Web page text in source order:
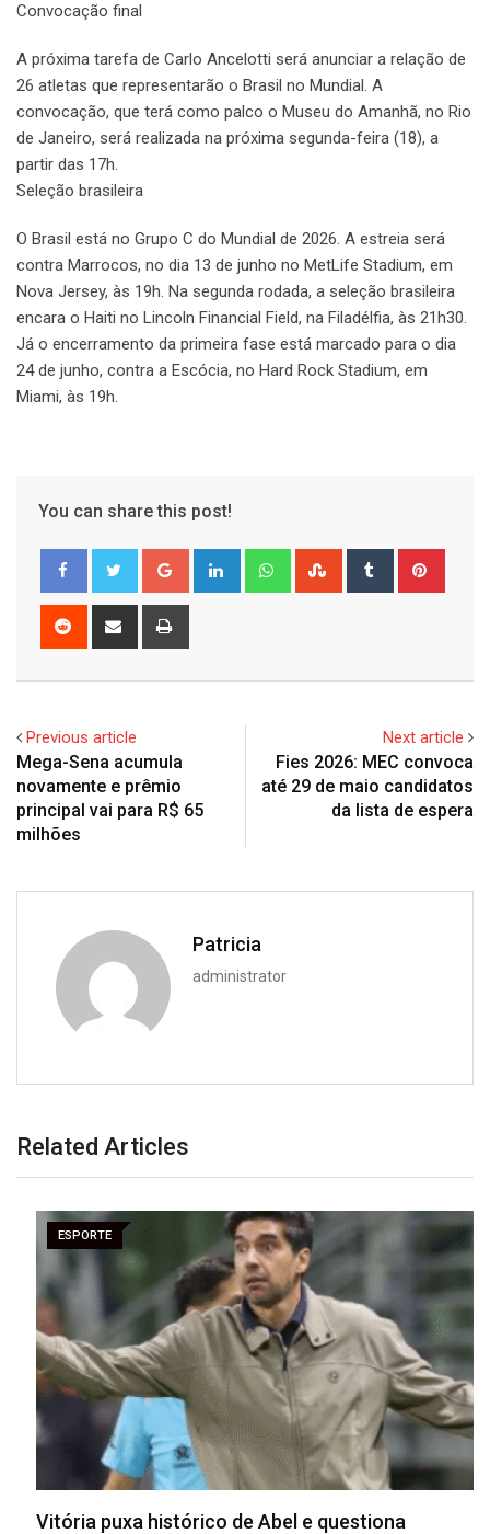
Convocação final
A próxima tarefa de Carlo Ancelotti será anunciar a relação de
26 atletas que representarão o Brasil no Mundial. A
convocação, que terá como palco o Museu do Amanhã, no Rio
de Janeiro, será realizada na próxima segunda-feira (18), a
partir das 17h.
Seleção brasileira
O Brasil está no Grupo C do Mundial de 2026. A estreia será
contra Marrocos, no dia 13 de junho no MetLife Stadium, em
Nova Jersey, às 19h. Na segunda rodada, a seleção brasileira
encara o Haiti no Lincoln Financial Field, na Filadélfia, às 21h30.
Já o encerramento da primeira fase está marcado para o dia
24 de junho, contra a Escócia, no Hard Rock Stadium, em
Miami, às 19h.
You can share this post!
Google+ LinkedIn WhatsappStumbleUpon
Tumblr
Reddit
Share
Previous article
Mega-Sena acumula
novamente e prêmio
principal vai para R$ 65
milhões
Next article
Fies 2026: MEC convoca
até 29 de maio candidatos
da lista de espera
Patricia
administrator
Related Articles
ESPORTE
Vitória puxa histórico de Abel e questiona